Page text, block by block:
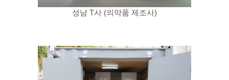
성남 T사 (의약품 제조사)